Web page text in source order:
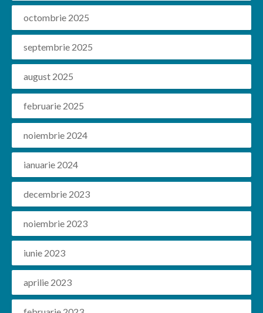
octombrie 2025
septembrie 2025
august 2025
februarie 2025
noiembrie 2024
ianuarie 2024
decembrie 2023
noiembrie 2023
iunie 2023
aprilie 2023